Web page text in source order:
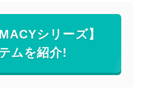
シリーズ】
ムを紹介!